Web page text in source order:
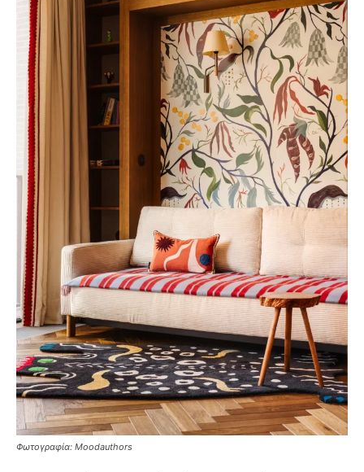
Φωτογραφία: Moodauthors